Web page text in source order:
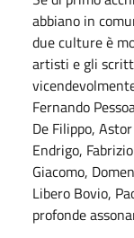
abbiano in
due culture è
artisti e gli
Fernando
De Filippo,
Endrigo,
Giacomo,
Libero Bovio,
profonde